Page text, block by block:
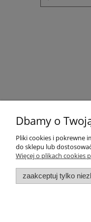
Pomoc
Zwroty i
Oświadczenie o
Regulamin
Dbamy o
Pliki cookies i pokrewne
do sklepu lub
Więcej o plikach cookies
zaakceptuj tylko